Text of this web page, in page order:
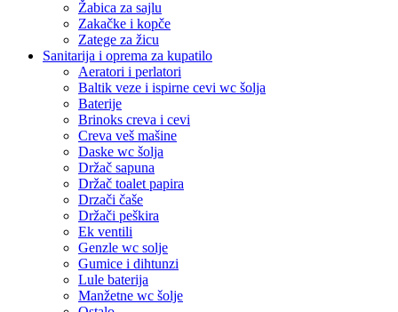
Žabica za sajlu
Zakačke i kopče
Zatege za žicu
Sanitarija i oprema za kupatilo
Aeratori i perlatori
Baltik veze i ispirne cevi wc šolja
Baterije
Brinoks creva i cevi
Creva veš mašine
Daske wc šolja
Držač sapuna
Držač toalet papira
Drzači čaše
Držači peškira
Ek ventili
Genzle wc solje
Gumice i dihtunzi
Lule baterija
Manžetne wc šolje